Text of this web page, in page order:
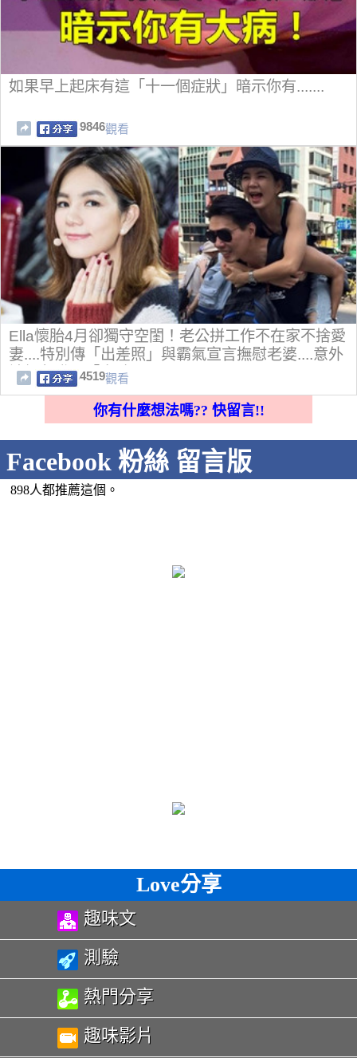
如果早上起床有這「十一個症狀」暗示你有.......
9846觀看
Ella懷胎4月卻獨守空閨！老公拼工作不在家不捨愛
妻....特別傳「出差照」與霸氣宣言撫慰老婆....意外
被網友發現「亮點」！
4519觀看
你有什麼想法嗎?? 快留言!!
Facebook 粉絲 留言版
898人都推薦這個。
Love分享
趣味文
測驗
熱門分享
趣味影片